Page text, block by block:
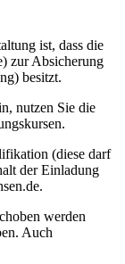
ist, dass die
zur Absicherung
besitzt.
nutzen Sie die
(diese darf
der Einladung
werden
Auch